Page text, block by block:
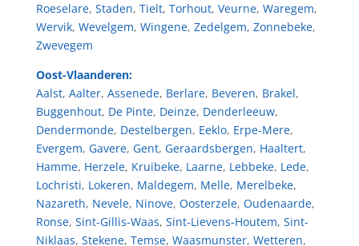
Roeselare, Staden, Tielt, Torhout, Veurne, Waregem,
Wervik, Wevelgem, Wingene, Zedelgem, Zonnebeke,
Zwevegem
Oost-Vlaanderen:
Aalst, Aalter, Assenede, Berlare, Beveren, Brakel,
Buggenhout, De Pinte, Deinze, Denderleeuw,
Dendermonde, Destelbergen, Eeklo, Erpe-Mere,
Evergem, Gavere, Gent, Geraardsbergen, Haaltert,
Hamme, Herzele, Kruibeke, Laarne, Lebbeke, Lede,
Lochristi, Lokeren, Maldegem, Melle, Merelbeke,
Nazareth, Nevele, Ninove, Oosterzele, Oudenaarde,
Ronse, Sint-Gillis-Waas, Sint-Lievens-Houtem, Sint-
Niklaas, Stekene, Temse, Waasmunster, Wetteren,